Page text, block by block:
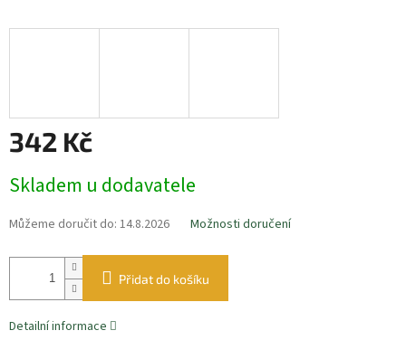
342 Kč
cena:
Skladem u dodavatele
Můžeme doručit do: 14.8.2026 Možnosti doručení
Přidat do košíku
Detailní informace